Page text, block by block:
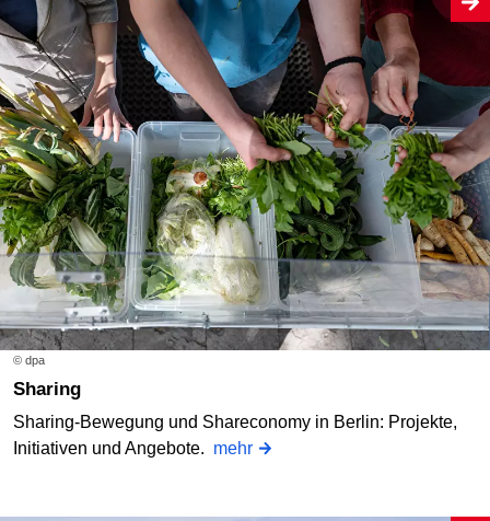
© dpa
Sharing
Sharing-Bewegung und Shareconomy in Berlin: Projekte,
Initiativen und Angebote. mehr